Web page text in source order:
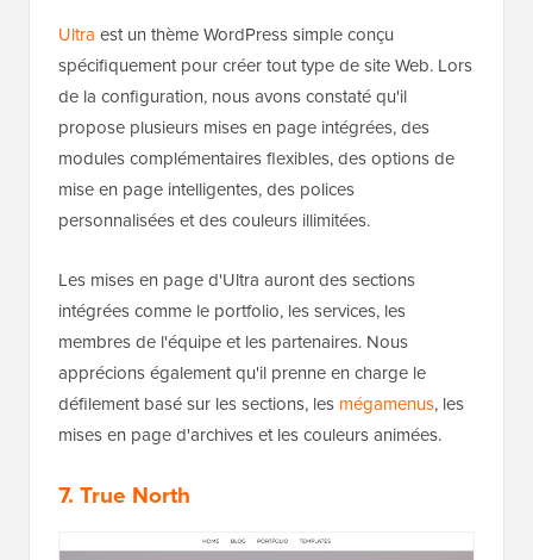
Ultra est un thème WordPress simple conçu
spécifiquement pour créer tout type de site Web. Lors
de la configuration, nous avons constaté qu'il
propose plusieurs mises en page intégrées, des
modules complémentaires flexibles, des options de
mise en page intelligentes, des polices
personnalisées et des couleurs illimitées.
Les mises en page d'Ultra auront des sections
intégrées comme le portfolio, les services, les
membres de l'équipe et les partenaires. Nous
apprécions également qu'il prenne en charge le
défilement basé sur les sections, les mégamenus, les
mises en page d'archives et les couleurs animées.
7. True North